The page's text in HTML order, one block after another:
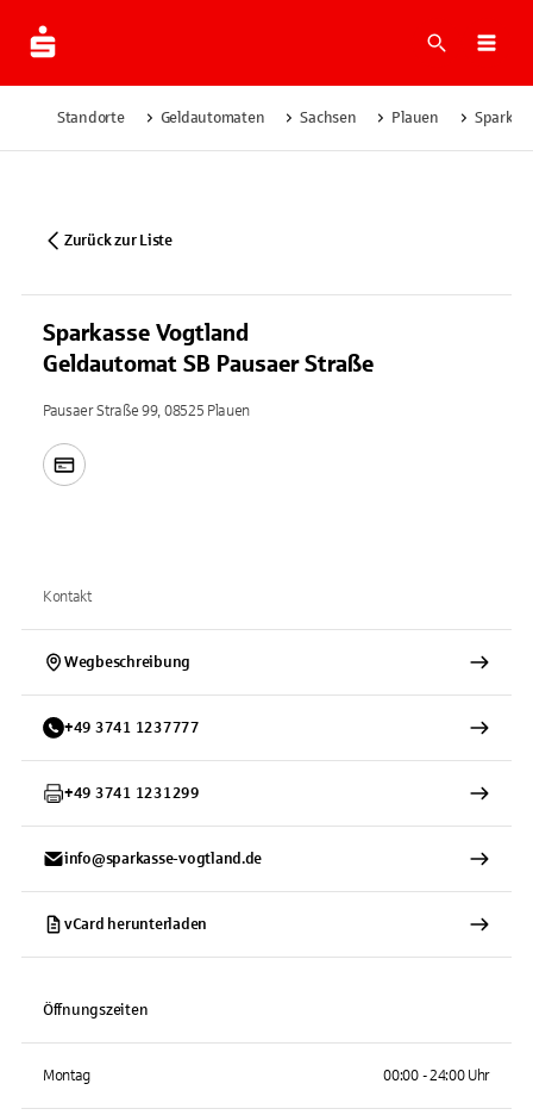
Suche
Standorte Geldautomaten Sachsen Plauen
Zurück zur Liste
Sparkasse Vogtland
Geldautomat SB Pausaer Straße
Pausaer Straße 99, 08525 Plauen
Kontakt
Wegbeschreibung
+49 3741 1237777
+49 3741 1231299
info@sparkasse-vogtland.de
vCard herunterladen
Öffnungszeiten
Montag 00:00 - 24:00 Uhr